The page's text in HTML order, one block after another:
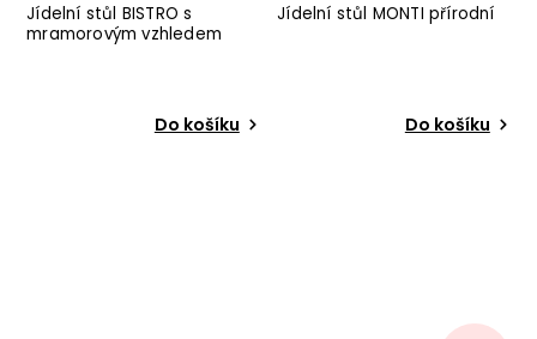
Jídelní stůl BISTRO s
mramorovým vzhledem
Do košíku
Jídelní stůl MONTI přírodní
Do košíku